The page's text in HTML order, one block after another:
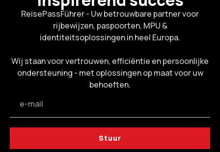
ReisePassFührer - Uw betrouwbare partner voor
rijbewijzen, paspoorten, MPU &
identiteitsoplossingen in heel Europa.
Wij staan voor vertrouwen, efficiëntie en persoonlijke
ondersteuning - met oplossingen op maat voor uw
behoeften.
Stuur